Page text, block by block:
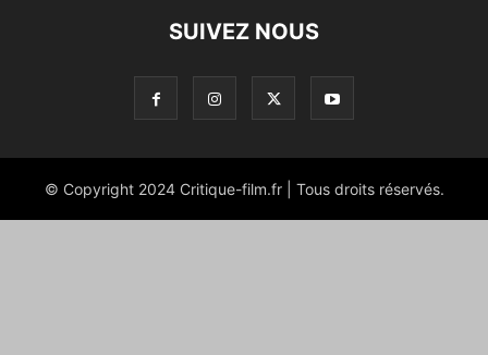
SUIVEZ NOUS
© Copyright 2024 Critique-film.fr | Tous droits réservés.